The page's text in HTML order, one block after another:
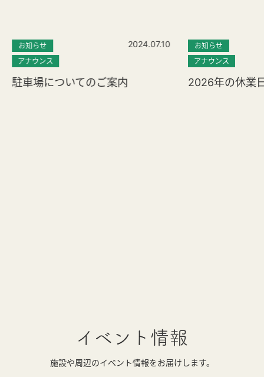
お知らせ
アナウンス
2024.07.10
駐車場についてのご案内
お知らせ
アナウンス
2026年の休業
イベント情報
施設や周辺のイベント情報をお届けします。